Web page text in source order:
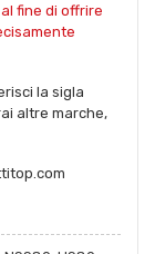
fine di offrire
la sigla
altre marche,